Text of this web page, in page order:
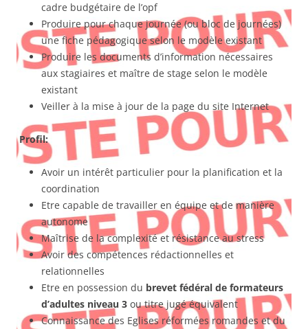
cadre budgétaire de l’opf
Produire pour chaque journée (ou bloc de journées)
une fiche pédagogique selon le modèle existant
Produire les documents d’information nécessaires
aux stagiaires et maître de stage selon le modèle
existant
Veiller à la mise à jour de la page du site Internet
Profil:
Avoir un intérêt particulier pour la planification et la
coordination
Etre capable de travailler en équipe et de manière
autonome
Maîtrise de la complexité et résistance au stress
Avoir des compétences rédactionnelles et
relationnelles
Etre en possession du brevet fédéral de formateurs
d’adultes niveau 3 ou titre jugé équivalent
Connaissance des Eglises réformées romandes et du